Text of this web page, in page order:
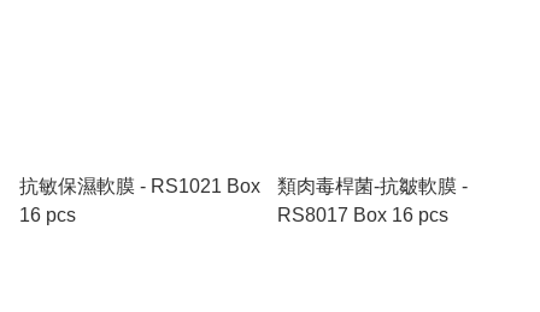
抗敏保濕軟膜 - RS1021 Box
16 pcs
類肉毒桿菌-抗皺軟膜 -
RS8017 Box 16 pcs